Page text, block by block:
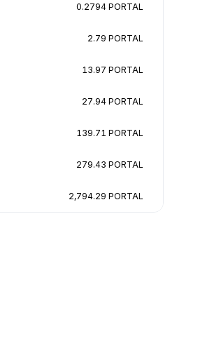
0.2794 PORTAL
2.79 PORTAL
13.97 PORTAL
27.94 PORTAL
139.71 PORTAL
279.43 PORTAL
2,794.29 PORTAL